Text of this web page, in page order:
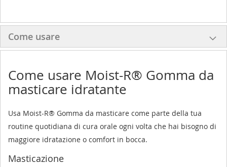
Come usare
Come usare Moist-R® Gomma da
masticare idratante
Usa Moist-R® Gomma da masticare come parte della tua
routine quotidiana di cura orale ogni volta che hai bisogno di
maggiore idratazione o comfort in bocca.
Masticazione